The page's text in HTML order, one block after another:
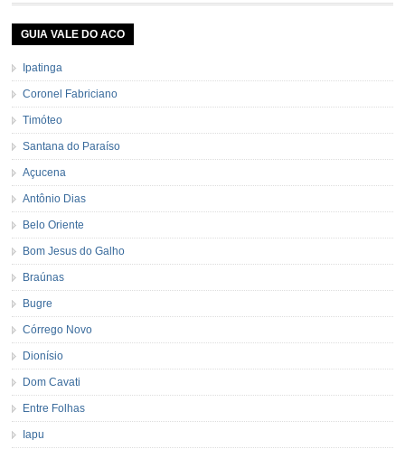
GUIA VALE DO ACO
Ipatinga
Coronel Fabriciano
Timóteo
Santana do Paraíso
Açucena
Antônio Dias
Belo Oriente
Bom Jesus do Galho
Braúnas
Bugre
Córrego Novo
Dionísio
Dom Cavati
Entre Folhas
Iapu